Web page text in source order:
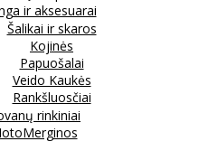
ir aksesuarai
Šalikai ir skaros
Kojinės
Papuošalai
Veido Kaukės
Rankšluosčiai
rinkiniai